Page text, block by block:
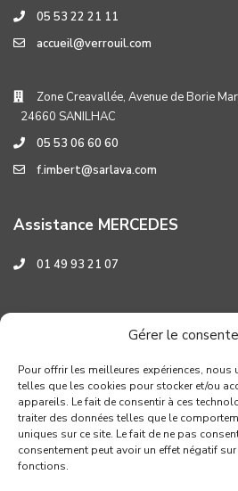
Gérer le
Pour offrir les meilleures expériences,
telles que les cookies pour stocker et/ou
appareils. Le fait de consentir à ces
traiter des données telles que le
uniques sur ce site. Le fait de ne pas
consentement peut avoir un effet négatif
fonctions.
05 53 22 21 11
accueil@verrouil.com
Zone Creavallée, Avenue de Borie
24660 SANILHAC
05 53 06 60 60
f.imbert@sarlava.com
Assistance MERCEDES
01 49 93 21 07
Assistance HYUNDAI